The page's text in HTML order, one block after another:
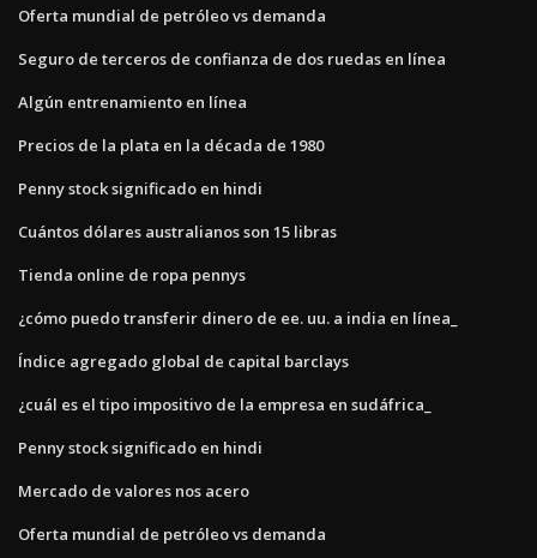
Oferta mundial de petróleo vs demanda
Seguro de terceros de confianza de dos ruedas en línea
Algún entrenamiento en línea
Precios de la plata en la década de 1980
Penny stock significado en hindi
Cuántos dólares australianos son 15 libras
Tienda online de ropa pennys
¿cómo puedo transferir dinero de ee. uu. a india en línea_
Índice agregado global de capital barclays
¿cuál es el tipo impositivo de la empresa en sudáfrica_
Penny stock significado en hindi
Mercado de valores nos acero
Oferta mundial de petróleo vs demanda